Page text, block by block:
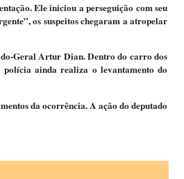
Ele iniciou a perseguição com seu
os suspeitos chegaram a atropelar
Geral Artur Dian. Dentro do carro dos
polícia ainda realiza o levantamento do
da ocorrência. A ação do deputado